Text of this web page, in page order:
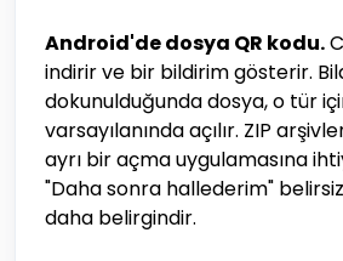
Android'de dosya QR kodu.
indirir ve bir bildirim gösterir.
dokunulduğunda dosya, o tür
varsayılanında açılır. ZIP
ayrı bir açma uygulamasına
"Daha sonra hallederim"
daha belirgindir.